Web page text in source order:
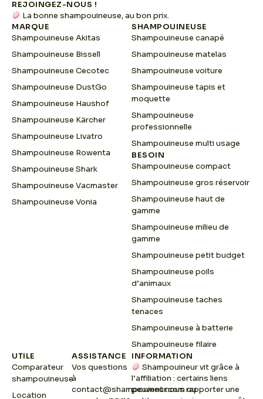
l
E
m
a
i
REJOINGEZ-NOUS !
La bonne shampouineuse, au bon prix.
MARQUE
Shampouineuse Akitas
Shampouineuse Bissell
Shampouineuse Cecotec
Shampouineuse DustGo
Shampouineuse Haushof
Shampouineuse Kärcher
Shampouineuse Livatro
Shampouineuse Rowenta
Shampouineuse Shark
Shampouineuse Vacmaster
Shampouineuse Vonia
SHAMPOUINEUSE
Shampouineuse canapé
Shampouineuse matelas
Shampouineuse voiture
Shampouineuse tapis et
moquette
Shampouineuse
professionnelle
Shampouineuse multi usage
BESOIN
Shampouineuse compact
Shampouineuse gros réservoir
Shampouineuse haut de
gamme
Shampouineuse milieu de
gamme
Shampouineuse petit budget
Shampouineuse poils
d’animaux
Shampouineuse taches
tenaces
Shampouineuse à batterie
Shampouineuse filaire
UTILE
Comparateur
shampouineuse
Location
ASSISTANCE
Vos questions
à
contact@shampouineur.comou
INFORMATION
Shampouineur vit grâce à
l’affiliation : certains liens
peuvent nous rapporter une